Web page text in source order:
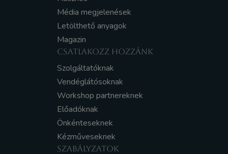
Média megjelenések
Letölthető anyagok
Magazin
CSATLAKOZZ HOZZÁNK
Szolgáltatóknak
Vendéglátósoknak
Workshop partnereknek
Előadóknak
Önkénteseknek
Kézműveseknek
SZABÁLYZATOK